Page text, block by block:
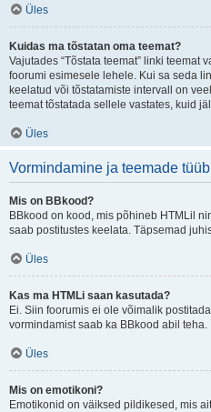
Üles
Kuidas ma tõstatan oma teemat?
Vajutades “Tõstata teemat” linki teemat
foorumi esimesele lehele. Kui sa seda
keelatud või tõstatamiste intervall on
teemat tõstatada sellele vastates, kuid
Üles
Vormindamine ja teemade
Mis on BBkood?
BBkood on kood, mis põhineb HTMLil
saab postitustes keelata. Täpsemad
Üles
Kas ma HTMLi saan kasutada?
Ei. Siin foorumis ei ole võimalik
vormindamist saab ka BBkood abil teha.
Üles
Mis on emotikoni?
Emotikonid on väiksed pildikesed, mis